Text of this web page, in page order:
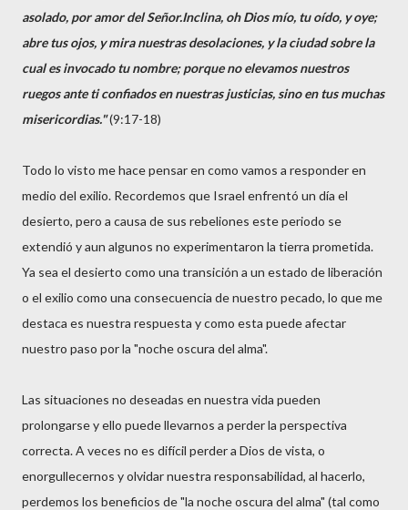
asolado, por amor del Señor.Inclina, oh Dios mío, tu oído, y oye;
abre tus ojos, y mira nuestras desolaciones, y la ciudad sobre la
cual es invocado tu nombre; porque no elevamos nuestros
ruegos ante ti confiados en nuestras justicias, sino en tus muchas
misericordias."(9:17-18)
Todo lo visto me hace pensar en como vamos a responder en
medio del exilio. Recordemos que Israel enfrentó un día el
desierto, pero a causa de sus rebeliones este periodo se
extendió y aun algunos no experimentaron la tierra prometida.
Ya sea el desierto como una transición a un estado de liberación
o el exilio como una consecuencia de nuestro pecado, lo que me
destaca es nuestra respuesta y como esta puede afectar
nuestro paso por la "noche oscura del alma".
Las situaciones no deseadas en nuestra vida pueden
prolongarse y ello puede llevarnos a perder la perspectiva
correcta. A veces no es difícil perder a Dios de vista, o
enorgullecernos y olvidar nuestra responsabilidad, al hacerlo,
perdemos los beneficios de "la noche oscura del alma" (tal como